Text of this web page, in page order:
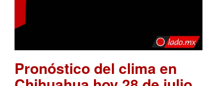
Pronóstico del clima en